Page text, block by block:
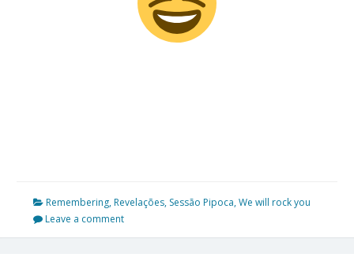
Remembering, Revelações, Sessão Pipoca,We will rock you
Leave a comment